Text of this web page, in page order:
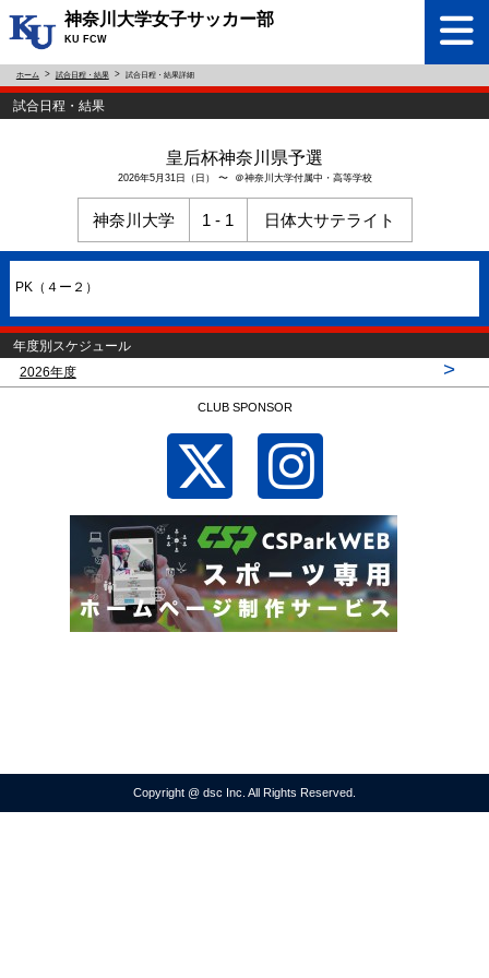
神奈川大学女子サッカー部
KU FCW
ホーム 試合日程・結果 試合日程・結果詳細
試合日程・結果
皇后杯神奈川県予選
2026年5月31日（日） 〜 ＠神奈川大学付属中・高等学校
神奈川大学 1 - 1 日体大サテライト
PK（４ー２）
年度別スケジュール
2026年度
>
CLUB SPONSOR
Copyright @ dsc Inc. All Rights Reserved.